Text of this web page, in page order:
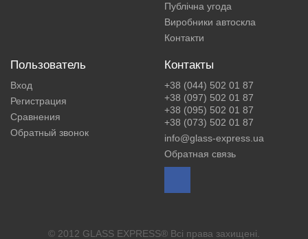
Публічна угода
Виробники автоскла
Контакти
Пользователь
Вход
Регистрация
Сравнения
Обратный звонок
Контакты
+38 (044) 502 01 87
+38 (097) 502 01 87
+38 (095) 502 01 87
+38 (073) 502 01 87
info@glass-express.ua
Обратная связь
© 2012 GLASS EXPRESS® Всі права захищені.